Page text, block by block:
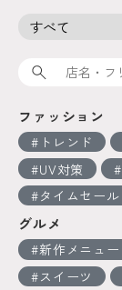
ファッション
トレンド
UV対策
タイムセール
グルメ
新作メニュー
スイーツ